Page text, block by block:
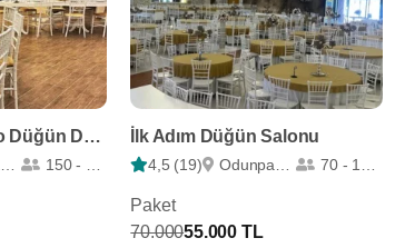
Çırağan Park Balo Düğün Davet Salonları
150 - 800
İlk Adım Düğün Salonu
4,5 (19) Odunpazarı 70 - 1500
Paket
70.00055.000 TL